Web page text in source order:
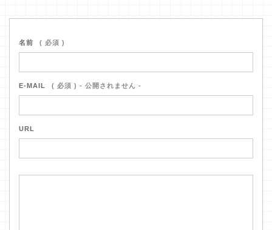
名前 ( 必須 )
E-MAIL ( 必須 ) - 公開されません -
URL